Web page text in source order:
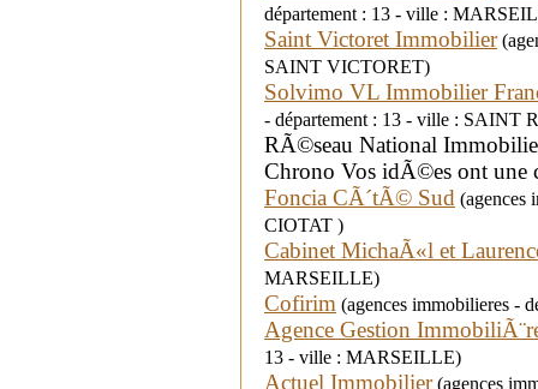
département : 13 - ville :
Saint Victoret Immobilier
SAINT VICTORET)
Solvimo VL Immobilier
- département : 13 - ville :
RÃ©seau National
Chrono Vos idÃ©es ont
Foncia CÃ´tÃ© Sud (agences
CIOTAT )
Cabinet MichaÃ«l et
MARSEILLE)
Cofirim (agences immobilieres -
Agence Gestion
13 - ville : MARSEILLE)
Actuel Immobilier(agences